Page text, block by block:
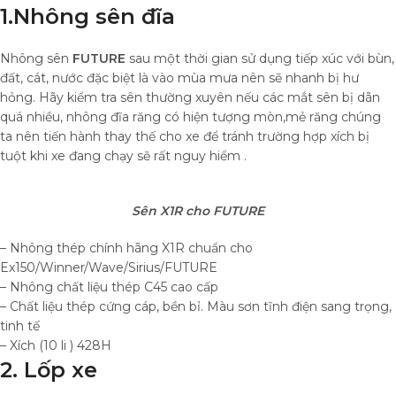
1.Nhông sên đĩa
Nhông sên FUTURE sau một thời gian sử dụng tiếp xúc với bùn,
đất, cát, nước đặc biệt là vào mùa mưa nên sẽ nhanh bị hư
hỏng. Hãy kiểm tra sên thường xuyên nếu các mắt sên bị dãn
quá nhiều, nhông đĩa răng có hiện tượng mòn,mẻ răng chúng
ta nên tiến hành thay thế cho xe để tránh trường hợp xích bị
tuột khi xe đang chạy sẽ rất nguy hiểm .
Sên X1R cho FUTURE
– Nhông thép chính hãng X1R chuẩn cho
Ex150/Winner/Wave/Sirius/FUTURE
– Nhông chất liệu thép C45 cao cấp
– Chất liệu thép cứng cáp, bền bỉ. Màu sơn tĩnh điện sang trọng,
tinh tế
– Xích (10 li ) 428H
2. Lốp xe